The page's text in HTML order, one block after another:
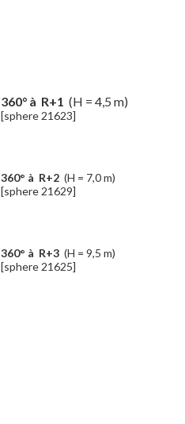
360° à R+1 (H = 4,5 m)
[sphere 21623]
360° à R+2 (H = 7,0 m)
[sphere 21629]
360° à R+3 (H = 9,5 m)
[sphere 21625]